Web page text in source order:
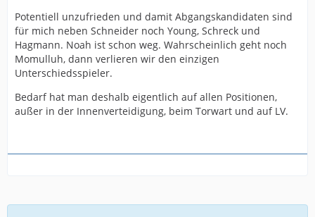
Potentiell unzufrieden und damit Abgangskandidaten sind
für mich neben Schneider noch Young, Schreck und
Hagmann. Noah ist schon weg. Wahrscheinlich geht noch
Momulluh, dann verlieren wir den einzigen
Unterschiedsspieler.
Bedarf hat man deshalb eigentlich auf allen Positionen,
außer in der Innenverteidigung, beim Torwart und auf LV.